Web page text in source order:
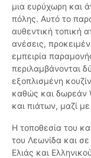
μια ευρύχωρη και
πόλης. Αυτό το
αυθεντική τοπική
ανέσεις,
εμπειρία
περιλαμβάνονται
εξοπλισμένη
καθώς και δωρεάν
και πιάτων, μαζί
Η τοποθεσία του
του Λεωνίδα και
Ελιάς και